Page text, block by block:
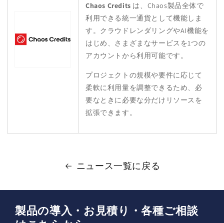
Chaos Credits は、Chaos製品全体で
利用できる統一通貨として機能しま
す。クラウドレンダリングやAI機能を
はじめ、さまざまなサービスを1つの
アカウントから利用可能です。
プロジェクトの規模や要件に応じて
柔軟に利用量を調整できるため、必
要なときに必要な分だけリソースを
拡張できます。
ニュース一覧に戻る
製品の導入・お見積り・各種ご相談